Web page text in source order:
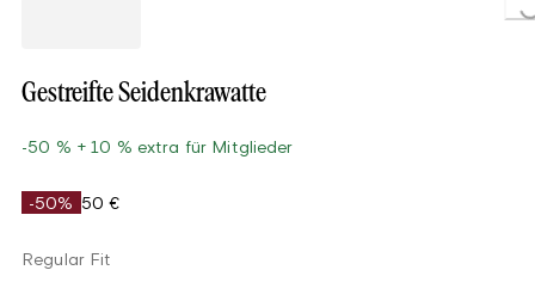
Gestreifte Seidenkrawatte
-50 % + 10 % extra für Mitglieder
-50% 50 €
Regular Fit